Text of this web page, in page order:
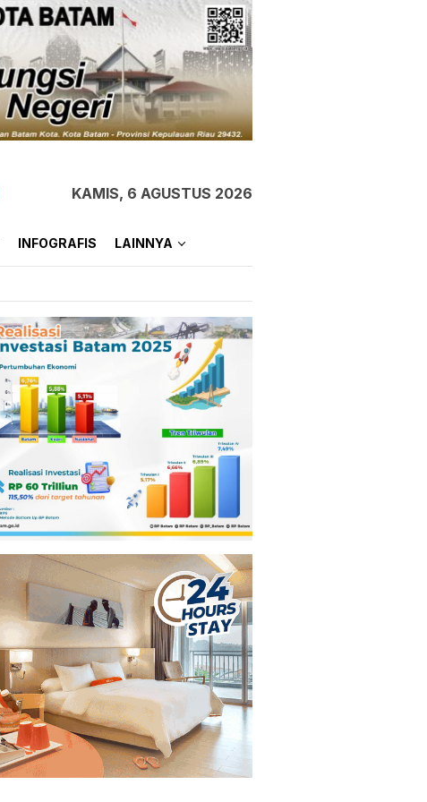
KAMIS, 6 AGUSTUS 2026
INFOGRAFIS LAINNYA